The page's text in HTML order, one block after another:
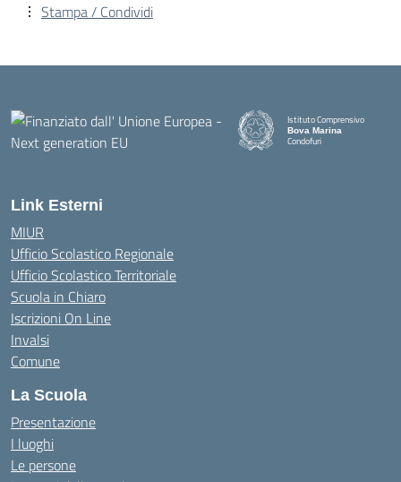
Stampa / Condividi
Istituto Comprensivo
Bova Marina
Condofuri
Link Esterni
MIUR
Ufficio Scolastico Regionale
Ufficio Scolastico Territoriale
Scuola in Chiaro
Iscrizioni On Line
Invalsi
Comune
La Scuola
Presentazione
I luoghi
Le persone